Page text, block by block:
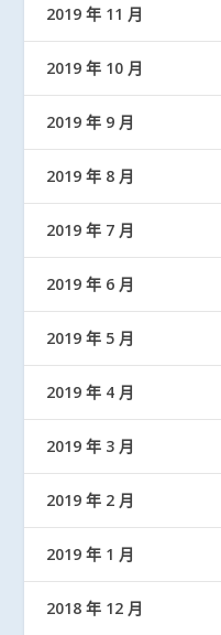
2019 年 11 月
2019 年 10 月
2019 年 9 月
2019 年 8 月
2019 年 7 月
2019 年 6 月
2019 年 5 月
2019 年 4 月
2019 年 3 月
2019 年 2 月
2019 年 1 月
2018 年 12 月